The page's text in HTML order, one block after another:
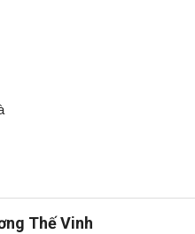
Thế Vinh